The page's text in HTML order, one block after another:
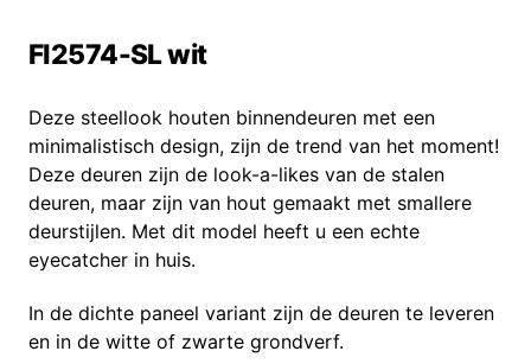
FI2574-SL wit
Deze steellook houten binnendeuren met een
minimalistisch design, zijn de trend van het moment!
Deze deuren zijn de look-a-likes van de stalen
deuren, maar zijn van hout gemaakt met smallere
deurstijlen. Met dit model heeft u een echte
eyecatcher in huis.
In de dichte paneel variant zijn de deuren te leveren
en in de witte of zwarte grondverf.